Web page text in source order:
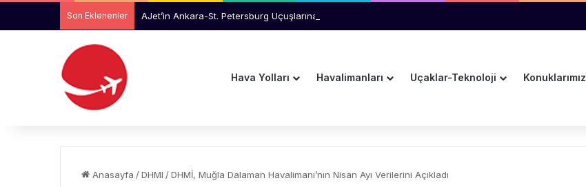
Son Eklenenler AJet’in Ankara-St. Petersburg Uçuşlarına Pulkovo Havalimanı’ndan Tanıtım Desteği
Hava Yolları Havalimanları Uçaklar-Teknoloji Konuklarımız
Anasayfa /DHMI /DHMİ, Muğla Dalaman Havalimanı’nın Nisan Ayı Verilerini Açıkladı